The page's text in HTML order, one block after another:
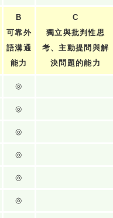
B
可靠外
語溝通
能力
C
獨立與批判性思
考、主動提問與解
決問題的能力
◎
◎
◎
◎
◎
◎